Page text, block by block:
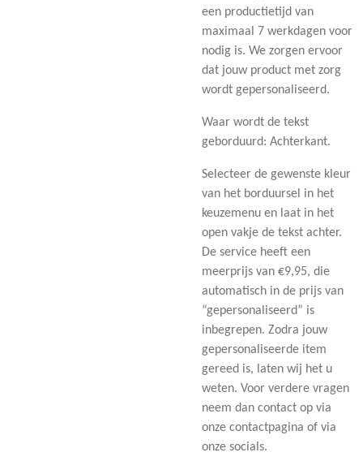
een productietijd van
maximaal 7 werkdagen voor
nodig is. We zorgen ervoor
dat jouw product met zorg
wordt gepersonaliseerd.
Waar wordt de tekst
geborduurd: Achterkant.
Selecteer de gewenste kleur
van het borduursel in het
keuzemenu en laat in het
open vakje de tekst achter.
De service heeft een
meerprijs van €9,95, die
automatisch in de prijs van
“gepersonaliseerd” is
inbegrepen. Zodra jouw
gepersonaliseerde item
gereed is, laten wij het u
weten. Voor verdere vragen
neem dan contact op via
onze contactpagina of via
onze socials.